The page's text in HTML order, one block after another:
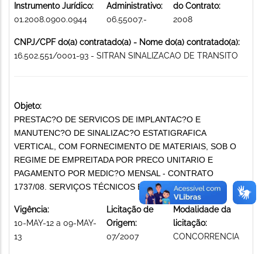
Instrumento Jurídico:
01.2008.0900.0944
Administrativo:
06.55007.-
do Contrato:
2008
CNPJ/CPF do(a) contratado(a) - Nome do(a) contratado(a):
16.502.551/0001-93 - SITRAN SINALIZACAO DE TRANSITO
Objeto:
PRESTAC?O DE SERVICOS DE IMPLANTAC?O E
MANUTENC?O DE SINALIZAC?O ESTATIGRAFICA
VERTICAL, COM FORNECIMENTO DE MATERIAIS, SOB O
REGIME DE EMPREITADA POR PRECO UNITARIO E
PAGAMENTO POR MEDIC?O MENSAL - CONTRATO
1737/08. SERVIÇOS TÉCNICOS ESPECIALIZADOS
Vigência:
10-MAY-12 a 09-MAY-
13
Licitação de
Origem:
07/2007
Modalidade da
licitação:
CONCORRENCIA